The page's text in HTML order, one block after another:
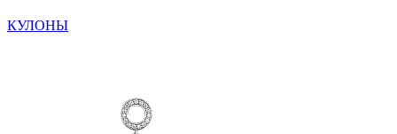
КУЛОНЫ